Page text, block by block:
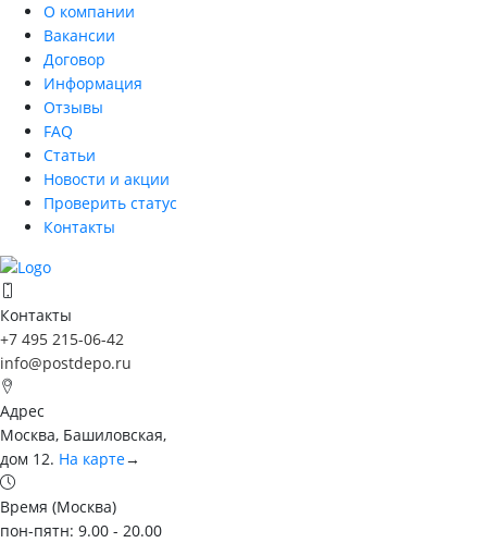
О компании
Вакансии
Договор
Информация
Отзывы
FAQ
Статьи
Новости и акции
Проверить статус
Контакты
Контакты
+7 495 215-06-42
info@postdepo.ru
Адрес
Москва, Башиловская,
дом 12. На карте→
Время (Москва)
пон-пятн: 9.00 - 20.00